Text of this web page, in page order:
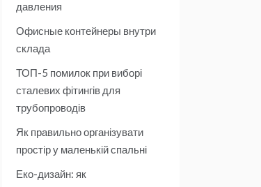
давления
Офисные контейнеры внутри
склада
ТОП-5 помилок при виборі
сталевих фітингів для
трубопроводів
Як правильно організувати
простір у маленькій спальні
Еко-дизайн: як